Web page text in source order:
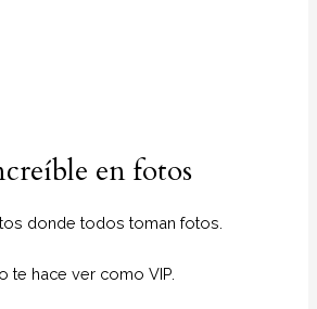
en fotos
donde todos toman fotos.
te hace ver como VIP.